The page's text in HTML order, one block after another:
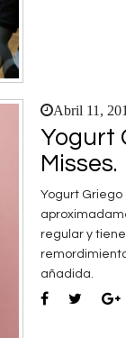
Abril 11,
Yogurt
Misses.
Yogurt
regular y
añadida.